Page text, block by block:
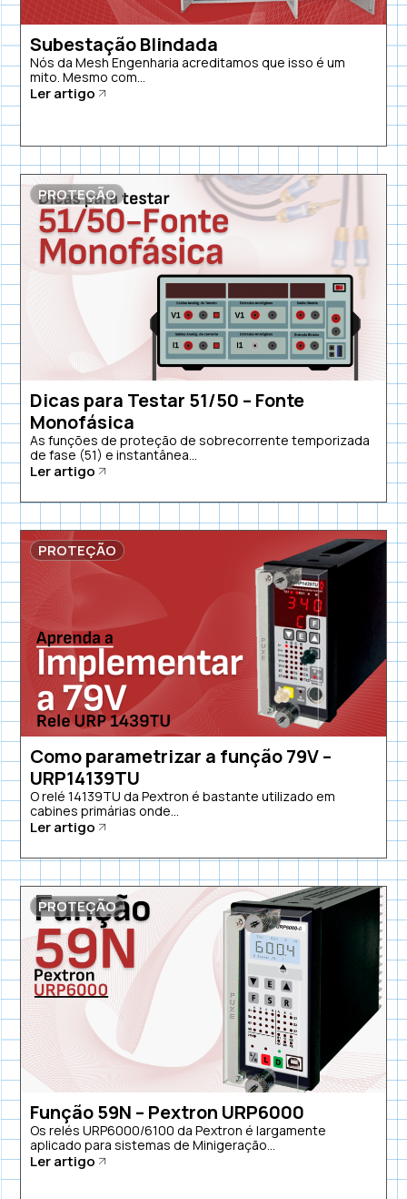
Subestação Blindada
Nós da Mesh Engenharia acreditamos que isso é um
mito. Mesmo com...
Ler artigo
PROTEÇÃO
Dicas para Testar 51/50 – Fonte
Monofásica
As funções de proteção de sobrecorrente temporizada
de fase (51) e instantânea...
Ler artigo
PROTEÇÃO
Como parametrizar a função 79V –
URP14139TU
O relé 14139TU da Pextron é bastante utilizado em
cabines primárias onde...
Ler artigo
PROTEÇÃO
Função 59N – Pextron URP6000
Os relés URP6000/6100 da Pextron é largamente
aplicado para sistemas de Minigeração...
Ler artigo